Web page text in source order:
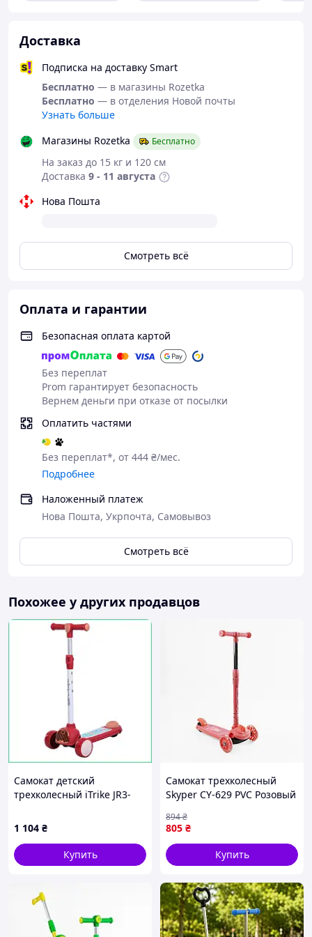
стали, дека - алюминий AL7003-T6
Колеса – 120 мм PU (высококачественный SHR-
полиуретан)
Диски колес – высокопрочный алюминий
Ширина керма – 58 см
Высота руля от пола - 89 см
Ручки – гума
Пеги – 5,4 см
Максимальная нагрузка: 100 кг
меняться производителем без уведомления
Доставка
Подписка на доставку Smart
Бесплатно — в магазины Rozetka
Бесплатно — в отделения Новой почты
Узнать больше
Магазины Rozetka
Бесплатно
На заказ до 15 кг и 120 см
Доставка 9 - 11 августа
Нова Пошта
Смотреть всё
Оплата и гарантии
Безопасная оплата картой
Без переплат
Prom гарантирует безопасность
Вернем деньги при отказе от посылки
Оплатить частями
Без переплат*, от 444 ₴/мес.
Подробнее
Наложенный платеж
Нова Пошта, Укрпочта, Самовывоз
Смотреть всё
Похожее у других продавцов
Самокат детский
трехколесный iTrike JR3-
светящиеся колеса
регулируемый руль до 25
кг
1 104 ₴
Купить
Самокат трехколесный
Skyper CY-629 PVC Розовый
805 ₴
894₴
Купить